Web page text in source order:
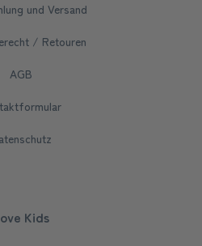
und Versand
/ Retouren
AGB
Kids